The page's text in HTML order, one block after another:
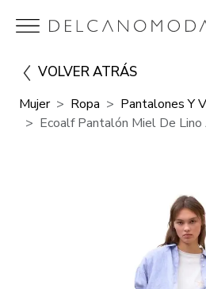
VOLVER ATRÁS
Mujer Ropa
Pantalones Y
Ecoalf Pantalón Miel De Lino